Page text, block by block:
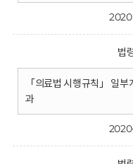
법
「의료법 시행규칙」 일
과